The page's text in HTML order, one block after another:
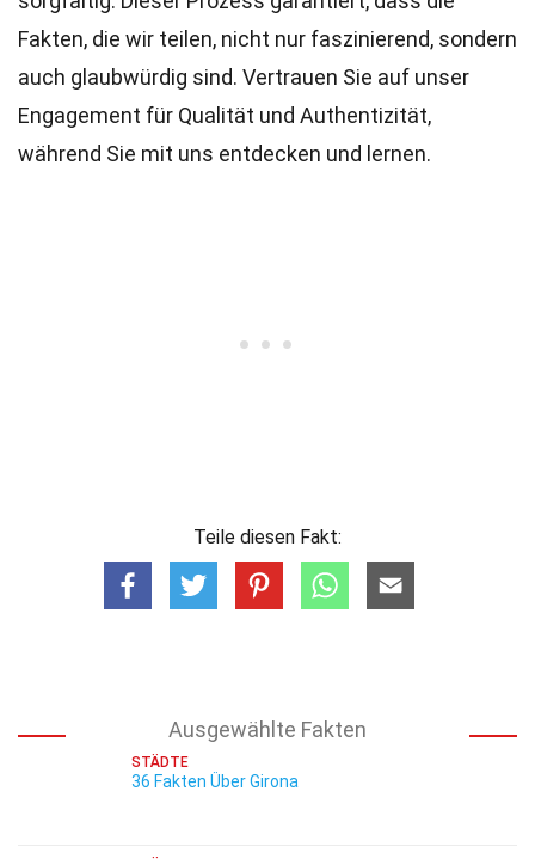
Fakten, die wir teilen, nicht nur faszinierend, sondern
auch glaubwürdig sind. Vertrauen Sie auf unser
Engagement für Qualität und Authentizität,
während Sie mit uns entdecken und lernen.
Teile diesen Fakt:
Ausgewählte Fakten
STÄDTE
36 Fakten Über Girona